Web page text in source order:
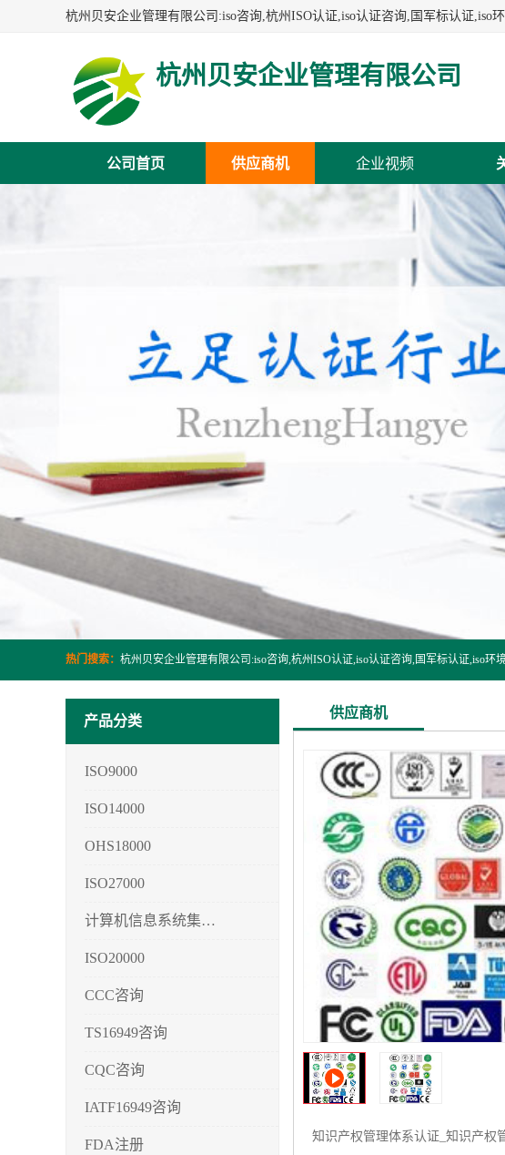
杭州贝安企业管理有限公司
公司首页 供应商机 企业视频
热门搜索：
产品分类
ISO9000
ISO14000
OHS18000
ISO27000
计算机信息系统集成3/4/5
ISO20000
CCC咨询
TS16949咨询
CQC咨询
IATF16949咨询
FDA注册
供应商机
知识产权管理体系认证_知识产权